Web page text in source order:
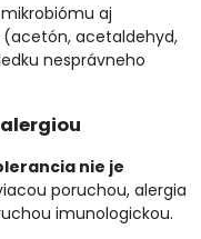
aj
acetaldehyd,
nesprávneho
nie je
poruchou, alergia
imunologickou.